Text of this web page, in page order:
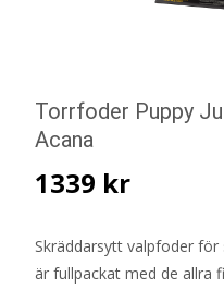
Torrfoder Puppy
Acana
1339 kr
Skräddarsytt valpfoder
är fullpackat med de allra